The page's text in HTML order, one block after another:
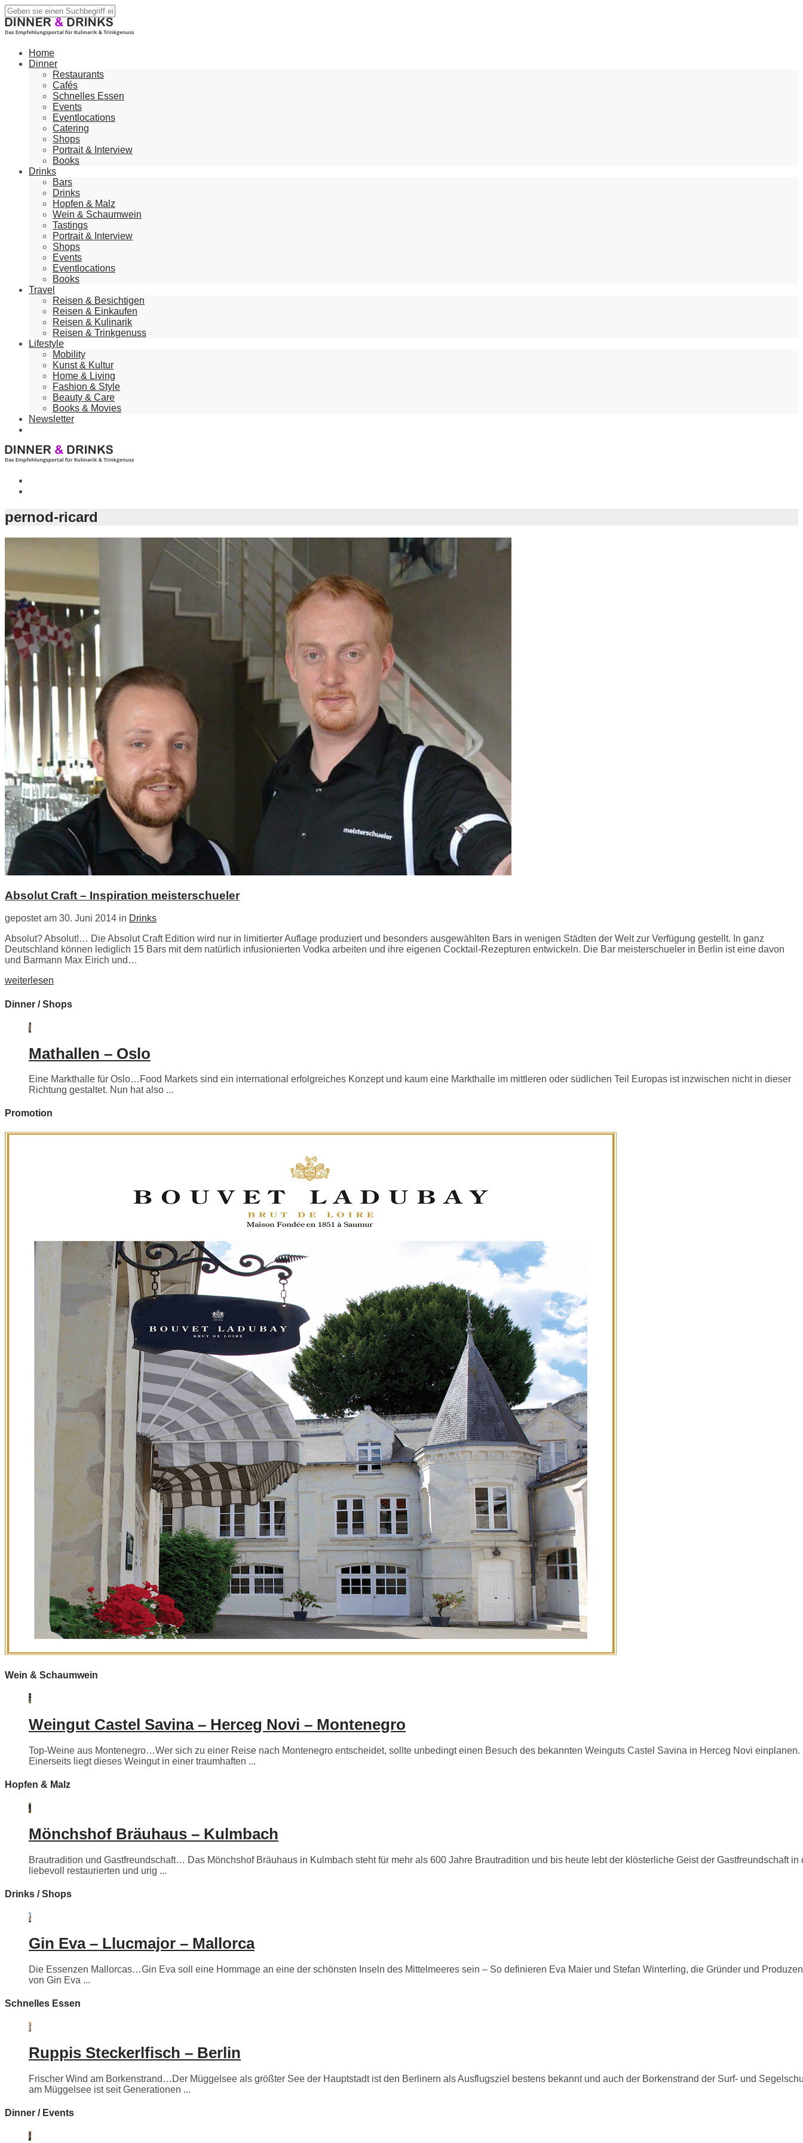
Home
Dinner
Restaurants
Cafés
Schnelles Essen
Events
Eventlocations
Catering
Shops
Portrait & Interview
Books
Drinks
Bars
Drinks
Hopfen & Malz
Wein & Schaumwein
Tastings
Portrait & Interview
Shops
Events
Eventlocations
Books
Travel
Reisen & Besichtigen
Reisen & Einkaufen
Reisen & Kulinarik
Reisen & Trinkgenuss
Lifestyle
Mobility
Kunst & Kultur
Home & Living
Fashion & Style
Beauty & Care
Books & Movies
Newsletter
pernod-ricard
Absolut Craft – Inspiration meisterschueler
gepostet am 30. Juni 2014 in Drinks
Absolut? Absolut!… Die Absolut Craft Edition wird nur in limitierter Auflage produziert und besonders ausgewählten Bars in wenigen Städten der Welt zur Verfügung gestellt. In ganz
Deutschland können lediglich 15 Bars mit dem natürlich infusionierten Vodka arbeiten und ihre eigenen Cocktail-Rezepturen entwickeln. Die Bar meisterschueler in Berlin ist eine davon
und Barmann Max Eirich und…
weiterlesen
Dinner / Shops
Mathallen – Oslo
Eine Markthalle für Oslo…Food Markets sind ein international erfolgreiches Konzept und kaum eine Markthalle im mittleren oder südlichen Teil Europas ist inzwischen nicht in dieser
Richtung gestaltet. Nun hat also ...
Promotion
Wein & Schaumwein
Weingut Castel Savina – Herceg Novi – Montenegro
Top-Weine aus Montenegro…Wer sich zu einer Reise nach Montenegro entscheidet, sollte unbedingt einen Besuch des bekannten Weinguts Castel Savina in Herceg Novi einplanen.
Einerseits liegt dieses Weingut in einer traumhaften ...
Hopfen & Malz
Mönchshof Bräuhaus – Kulmbach
Brautradition und Gastfreundschaft… Das Mönchshof Bräuhaus in Kulmbach steht für mehr als 600 Jahre Brautradition und bis heute lebt der klösterliche Geist der Gastfreundschaft in
liebevoll restaurierten und urig ...
Drinks / Shops
Gin Eva – Llucmajor – Mallorca
Die Essenzen Mallorcas…Gin Eva soll eine Hommage an eine der schönsten Inseln des Mittelmeeres sein – So definieren Eva Maier und Stefan Winterling, die Gründer und
von Gin Eva ...
Schnelles Essen
Ruppis Steckerlfisch – Berlin
Frischer Wind am Borkenstrand…Der Müggelsee als größter See der Hauptstadt ist den Berlinern als Ausflugsziel bestens bekannt und auch der Borkenstrand der Surf- und
am Müggelsee ist seit Generationen ...
Dinner / Events